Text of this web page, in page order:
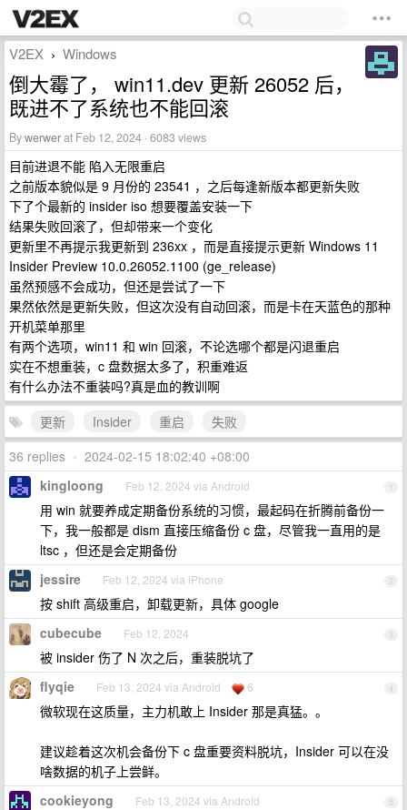
V2EX › Windows
倒大霉了， win11.dev 更新 26052 后，
既进不了系统也不能回滚
Bywerwerat Feb 12, 2024 · 6083 views
目前进退不能 陷入无限重启
之前版本貌似是 9 月份的 23541 ，之后每逢新版本都更新失败
下了个最新的 insider iso 想要覆盖安装一下
结果失败回滚了，但却带来一个变化
更新里不再提示我更新到 236xx ，而是直接提示更新 Windows 11
Insider Preview 10.0.26052.1100 (ge_release)
虽然预感不会成功，但还是尝试了一下
果然依然是更新失败，但这次没有自动回滚，而是卡在天蓝色的那种
开机菜单那里
有两个选项，win11 和 win 回滚，不论选哪个都是闪退重启
实在不想重装，c 盘数据太多了，积重难返
有什么办法不重装吗?真是血的教训啊
更新
Insider 重启
失败
36 replies • 2024-02-15 18:02:40 +08:00
1
kingloong Feb 12, 2024 via Android
用 win 就要养成定期备份系统的习惯，最起码在折腾前备份一
下，我一般都是 dism 直接压缩备份 c 盘，尽管我一直用的是
ltsc ，但还是会定期备份
2
jessire Feb 12, 2024 via iPhone
按 shift 高级重启，卸载更新，具体 google
3
cubecube Feb 12, 2024
被 insider 伤了 N 次之后，重装脱坑了
4
flyqie Feb 13, 2024 via Android 6
微软现在这质量，主力机敢上 Insider 那是真猛。。
建议趁着这次机会备份下 c 盘重要资料脱坑，Insider 可以在没
啥数据的机子上尝鲜。
5
cookieyong Feb 13, 2024 via Android